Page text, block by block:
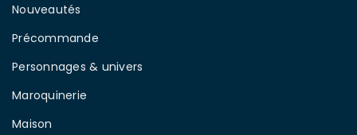
Nouveautés
Précommande
Personnages & univers
Maroquinerie
Maison